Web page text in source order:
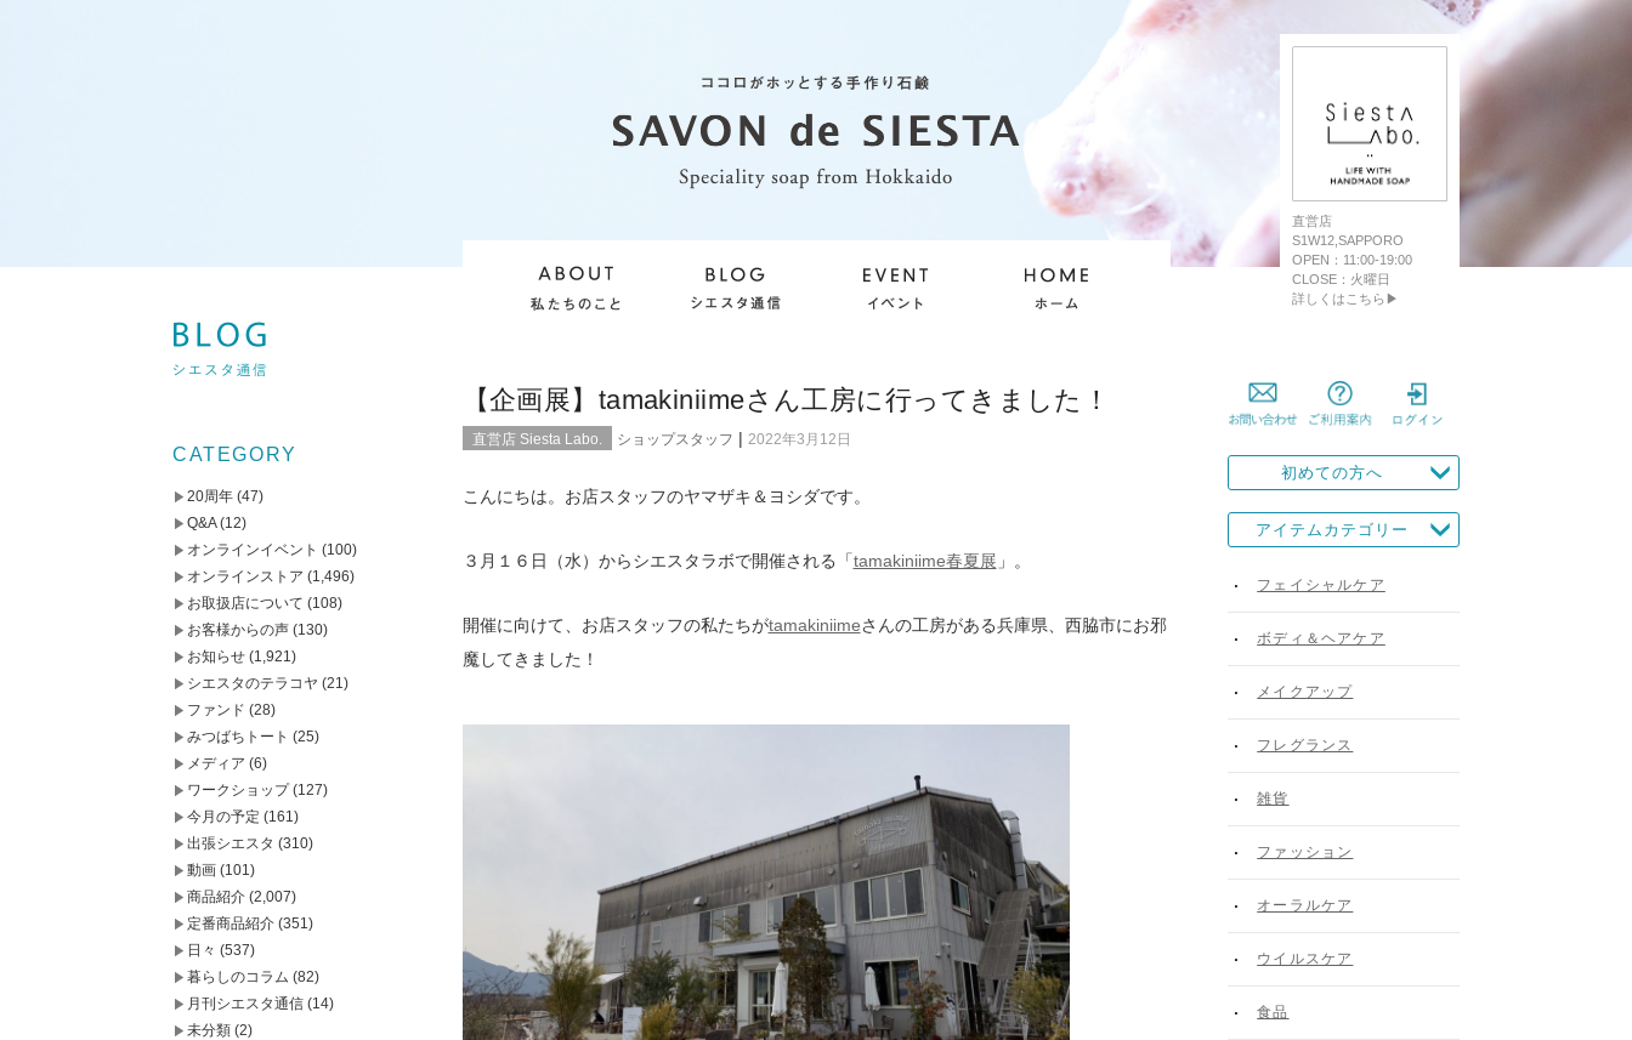
直営店
S1W12,SAPPORO
OPEN：11:00-19:00
CLOSE：火曜日
詳しくはこちら▶
【企画展】tamakiniimeさん工房に行ってきました！
直営店 Siesta Labo. ショップスタッフ | 2022年3月12日
こんにちは。お店スタッフのヤマザキ＆ヨシダです。
３月１６日（水）からシエスタラボで開催される「tamakiniime春夏展 」。
開催に向けて、お店スタッフの私たちがtamakiniimeさんの工房がある兵庫県、西脇市にお邪
魔してきました！
CATEGORY
20周年 (47)
Q&A(12)
オンラインイベント (100)
オンラインストア (1,496)
お取扱店について (108)
お客様からの声 (130)
お知らせ (1,921)
シエスタのテラコヤ (21)
ファンド (28)
みつばちトート (25)
メディア (6)
ワークショップ(127)
今月の予定 (161)
出張シエスタ (310)
動画 (101)
商品紹介 (2,007)
定番商品紹介 (351)
日々 (537)
暮らしのコラム (82)
月刊シエスタ通信 (14)
未分類 (2)
初めての方へ
アイテムカテゴリー
フェイシャルケア
ボディ＆ヘアケア
メイクアップ
フレグランス
雑貨
ファッション
オーラルケア
ウイルスケア
食品